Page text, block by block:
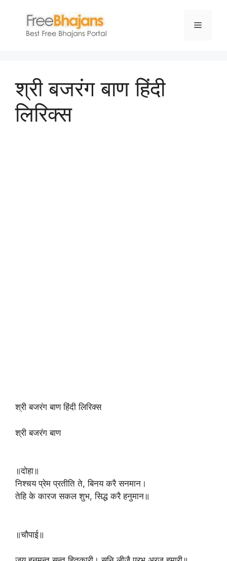
content
Menu
श्री बजरंग बाण हिंदी
लिरिक्स
श्री बजरंग बाण हिंदी लिरिक्स
श्री बजरंग बाण
॥दोहा॥
निश्चय प्रेम प्रतीति ते, बिनय करै सनमान।
तेहि के कारज सकल शुभ, सिद्ध करै हनुमान॥
॥चौपाई॥